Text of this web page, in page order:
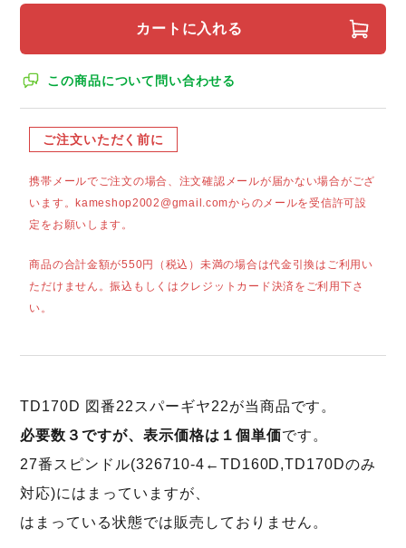
カートに入れる
この商品について問い合わせる
ご注文いただく前に
携帯メールでご注文の場合、注文確認メールが届かない場合がござ
います。kameshop2002@gmail.comからのメールを受信許可設
定をお願いします。
商品の合計金額が550円（税込）未満の場合は代金引換はご利用い
ただけません。振込もしくはクレジットカード決済をご利用下さ
い。
TD170D 図番22スパーギヤ22が当商品です。
必要数３ですが、表示価格は１個単価です。
27番スピンドル(326710-4←TD160D,TD170Dのみ
対応)にはまっていますが、
はまっている状態では販売しておりません。